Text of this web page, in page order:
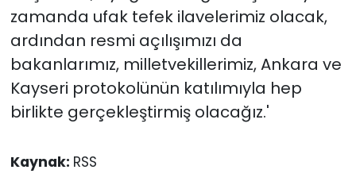
zamanda ufak tefek ilavelerimiz olacak,
ardından resmi açılışımızı da
bakanlarımız, milletvekillerimiz, Ankara ve
Kayseri protokolünün katılımıyla hep
birlikte gerçekleştirmiş olacağız.'
Kaynak: RSS